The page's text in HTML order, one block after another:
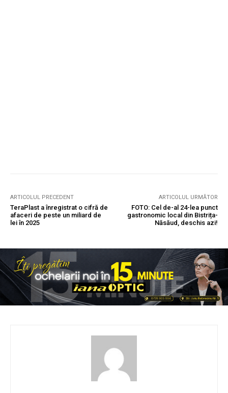
ARTICOLUL PRECEDENT
TeraPlast a înregistrat o cifră de
afaceri de peste un miliard de
lei în 2025
ARTICOLUL URMĂTOR
FOTO: Cel de-al 24-lea punct
gastronomic local din Bistrița-
Năsăud, deschis azi!